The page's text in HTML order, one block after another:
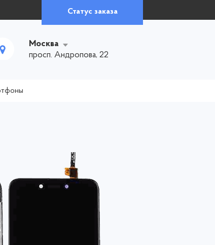
Статус заказа
Москва
просп. Андропова, 22